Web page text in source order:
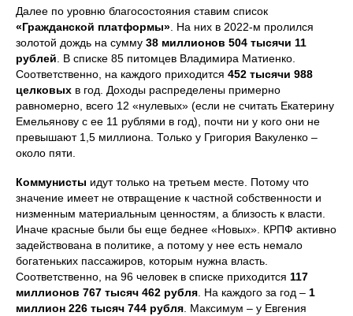
Далее по уровню благосостояния ставим список
«Гражданской платформы» . На них в 2022-м пролился
золотой дождь на сумму 38 миллионов 504 тысячи 11
рублей . В списке 85 питомцев Владимира Матиенко.
Соответственно, на каждого приходится 452 тысячи 988
целковых в год. Доходы распределены примерно
равномерно, всего 12 «нулевых» (если не считать Екатерину
Емельянову с ее 11 рублями в год), почти ни у кого они не
превышают 1,5 миллиона. Только у Григория Вакуленко –
около пяти.
Коммунисты идут только на третьем месте. Потому что
значение имеет не отвращение к частной собственности и
низменным материальным ценностям, а близость к власти.
Иначе красные были бы еще беднее «Новых». КРПФ активно
задействована в политике, а потому у нее есть немало
богатеньких пассажиров, которым нужна власть.
Соответственно, на 96 человек в списке приходится 117
миллионов 767 тысяч 462 рубля . На каждого за год – 1
миллион 226 тысяч 744 рубля . Максимум – у Евгения